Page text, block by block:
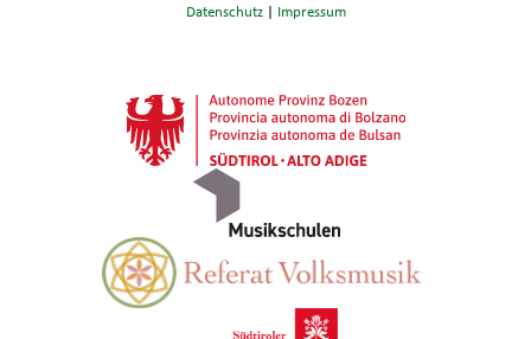
Datenschutz| Impressum